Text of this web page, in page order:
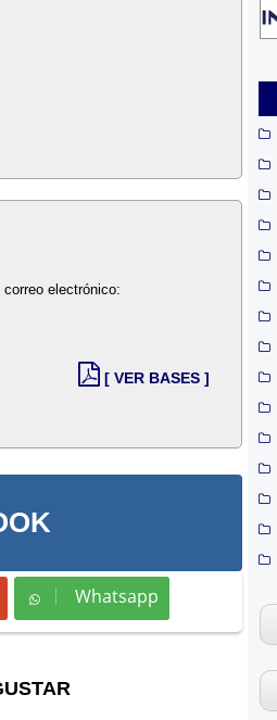
electrónico:
[ VER BASES ]
Whatsapp
Whatsapp